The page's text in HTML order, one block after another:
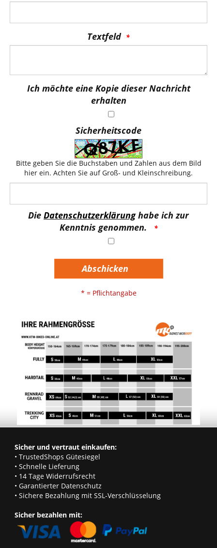
Textfeld
Ich möchte eine Kopie dieser Nachricht
erhalten
Sicherheitscode
Bitte geben Sie die Buchstaben und Zahlen aus dem Bild
hier ein. Achten Sie auf Groß- und Kleinschreibung.
Die Datenschutzerklärunghabe ich zur
Kenntnis genommen.
Abschicken
* = Pflichtangabe
Sicher und vertraut einkaufen:
• TrustedShops Gütesiegel
• Schnelle Lieferung
• 14 Tage Widerrufsrecht
• Garantierter Datenschutz
• Sichere Bezahlung mit SSL-Verschlüsselung
Sicher bezahlen mit: